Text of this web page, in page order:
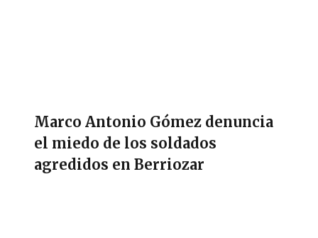
Marco Antonio Gómez denuncia
el miedo de los soldados
agredidos en Berriozar